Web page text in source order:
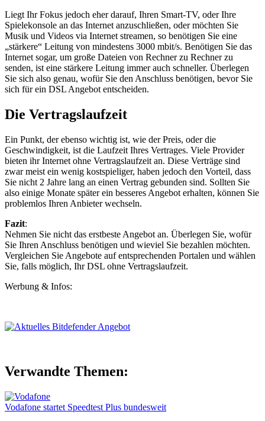
Liegt Ihr Fokus jedoch eher darauf, Ihren Smart-TV, oder Ihre
Spielekonsole an das Internet anzuschließen, oder möchten Sie
Musik und Videos via Internet streamen, so benötigen Sie eine
„stärkere“ Leitung von mindestens 3000 mbit/s. Benötigen Sie das
Internet sogar, um große Dateien von Rechner zu Rechner zu
senden, ist eine stärkere Leitung immer auch schneller. Überlegen
Sie sich also genau, wofür Sie den Anschluss benötigen, bevor Sie
sich für ein DSL Angebot entscheiden.
Die Vertragslaufzeit
Ein Punkt, der ebenso wichtig ist, wie der Preis, oder die
Geschwindigkeit, ist die Laufzeit Ihres Vertrages. Viele Provider
bieten ihr Internet ohne Vertragslaufzeit an. Diese Verträge sind
zwar meist ein wenig kostspieliger, haben jedoch den Vorteil, dass
Sie nicht 2 Jahre lang an einen Vertrag gebunden sind. Sollten Sie
also einige Monate später ein besseres Angebot erhalten, können Sie
problemlos Ihren Anbieter wechseln.
Fazit:
Nehmen Sie nicht das erstbeste Angebot an. Überlegen Sie, wofür
Sie Ihren Anschluss benötigen und wieviel Sie bezahlen möchten.
Vergleichen Sie Angebote auf entsprechenden Portalen und wählen
Sie, falls möglich, Ihr DSL ohne Vertragslaufzeit.
Werbung & Infos:
Verwandte Themen:
Vodafone startet Speedtest Plus bundesweit